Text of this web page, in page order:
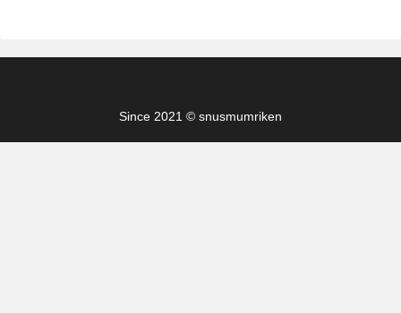
Since 2021 © snusmumriken